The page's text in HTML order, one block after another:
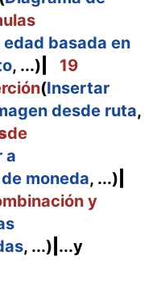
basada en
, ...)
19
(Insertar
desde ruta,
de
a
moneda, ...)
y
, ...) ...y